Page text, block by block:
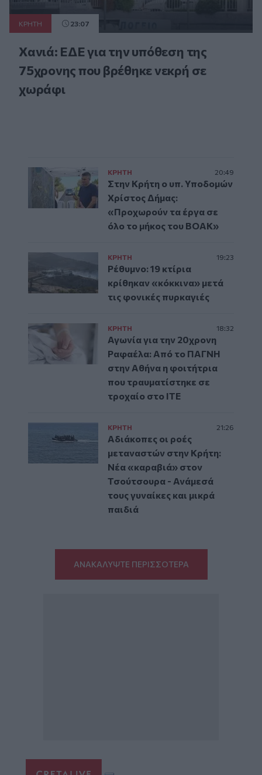
ΚΡΗΤΗ 23:07
Χανιά: ΕΔΕ για την υπόθεση της
75χρονης που βρέθηκε νεκρή σε
χωράφι
ΚΡΗΤΗ 20:49
Στην Κρήτη ο υπ. Υποδομών
Χρίστος Δήμας:
«Προχωρούν τα έργα σε
όλο το μήκος του ΒΟΑΚ»
ΚΡΗΤΗ 19:23
Ρέθυμνο: 19 κτίρια
κρίθηκαν «κόκκινα» μετά
τις φονικές πυρκαγιές
ΚΡΗΤΗ 18:32
Αγωνία για την 20χρονη
Ραφαέλα: Από το ΠΑΓΝΗ
στην Αθήνα η φοιτήτρια
που τραυματίστηκε σε
τροχαίο στο ΙΤΕ
ΚΡΗΤΗ 21:26
Αδιάκοπες οι ροές
μεταναστών στην Κρήτη:
Νέα «καραβιά» στον
Τσούτσουρα - Ανάμεσά
τους γυναίκες και μικρά
παιδιά
ΑΝΑΚΑΛΥΨΤΕ ΠΕΡΙΣΣΟΤΕΡΑ